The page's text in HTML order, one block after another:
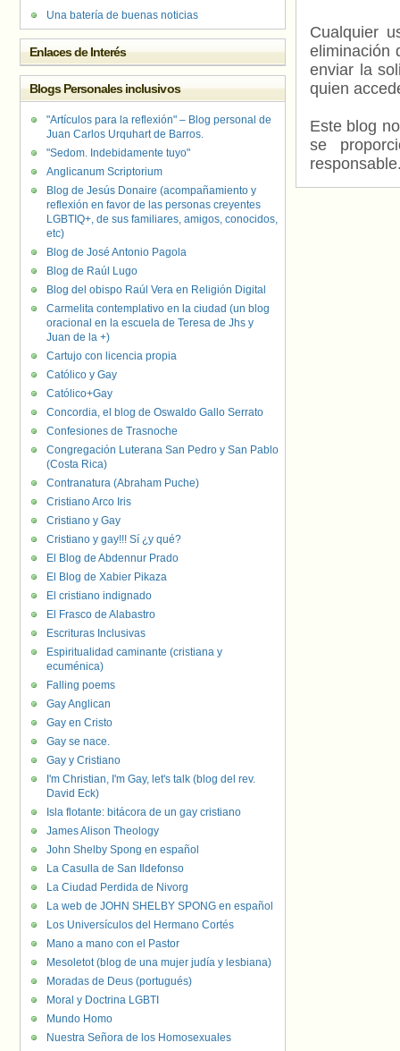
Cualquier
eliminación
enviar la
quien
Este blog
se
Una batería de buenas noticias
Enlaces de Interés
Blogs Personales inclusivos
"Artículos para la reflexión" – Blog personal de
Juan Carlos Urquhart de Barros.
"Sedom. Indebidamente tuyo"
Anglicanum Scriptorium
Blog de Jesús Donaire (acompañamiento y
reflexión en favor de las personas creyentes
LGBTIQ+, de sus familiares, amigos, conocidos,
etc)
Blog de José Antonio Pagola
Blog de Raúl Lugo
Blog del obispo Raúl Vera en Religión Digital
Carmelita contemplativo en la ciudad (un blog
oracional en la escuela de Teresa de Jhs y
Juan de la +)
Cartujo con licencia propia
Católico y Gay
Católico+Gay
Concordia, el blog de Oswaldo Gallo Serrato
Confesiones de Trasnoche
Congregación Luterana San Pedro y San Pablo
(Costa Rica)
Contranatura (Abraham Puche)
Cristiano Arco Iris
Cristiano y Gay
Cristiano y gay!!! Sí ¿y qué?
El Blog de Abdennur Prado
El Blog de Xabier Pikaza
El cristiano indignado
El Frasco de Alabastro
Escrituras Inclusivas
Espiritualidad caminante (cristiana y
ecuménica)
Falling poems
Gay Anglican
Gay en Cristo
Gay se nace.
Gay y Cristiano
I'm Christian, I'm Gay, let's talk (blog del rev.
David Eck)
Isla flotante: bitácora de un gay cristiano
James Alison Theology
John Shelby Spong en español
La Casulla de San Ildefonso
La Ciudad Perdida de Nivorg
La web de JOHN SHELBY SPONG en español
Los Universículos del Hermano Cortés
Mano a mano con el Pastor
Mesoletot (blog de una mujer judía y lesbiana)
Moradas de Deus (portugués)
Moral y Doctrina LGBTI
Mundo Homo
Nuestra Señora de los Homosexuales